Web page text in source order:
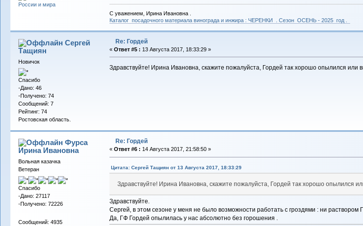
С уважением, Ирина Ивановна .
Каталог посадочного материала винограда и инжира : ЧЕРЕНКИ . Сезон ОСЕНЬ - 2025 год .
Сергей
Тащиян
Новичок
Спасибо
-Дано: 46
-Получено: 74
Сообщений: 7
Рейтинг: 74
Ростовская область.
Re: Гордей
« Ответ #5 : 13 Августа 2017, 18:33:29 »
Здравствуйте! Ирина Ивановна, скажите пожалуйста, Гордей так хорошо опылился или
Фурса
Ирина Ивановна
Вольная казачка
Ветеран
Спасибо
-Дано: 27117
-Получено: 72226
Сообщений: 4935
Re: Гордей
« Ответ #6 : 14 Августа 2017, 21:58:50 »
Цитата: Сергей Тащиян от 13 Августа 2017, 18:33:29
Здравствуйте! Ирина Ивановна, скажите пожалуйста, Гордей так хорошо опылился
Здравствуйте.
Сергей, в этом сезоне у меня не было возможности работать с гроздями : ни
Да, ГФ Гордей опылилась у нас абсолютно без горошения .